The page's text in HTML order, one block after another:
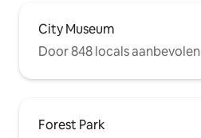
City Museum
Door 848 locals aanbevolen
Forest Park